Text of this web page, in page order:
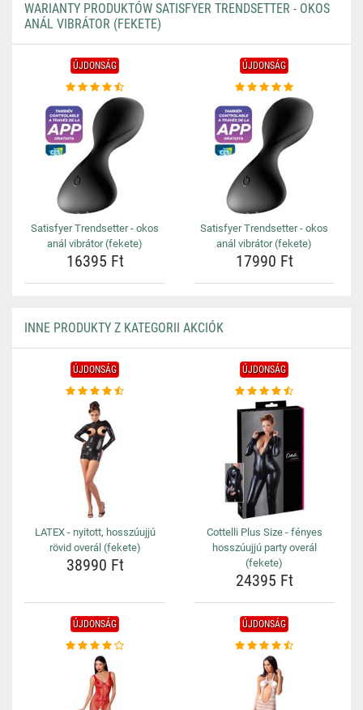
WARIANTY PRODUKTÓW SATISFYER TRENDSETTER - OKOS
ANÁL VIBRÁTOR (FEKETE)
ÚJDONSÁG
Satisfyer Trendsetter - okos
anál vibrátor (fekete)
16395 Ft
ÚJDONSÁG
Satisfyer Trendsetter - okos
anál vibrátor (fekete)
17990 Ft
INNE PRODUKTY Z KATEGORII AKCIÓK
ÚJDONSÁG
LATEX - nyitott, hosszúujjú
rövid overál (fekete)
38990 Ft
ÚJDONSÁG
Cottelli Plus Size - fényes
hosszúujjú party overál
(fekete)
24395 Ft
ÚJDONSÁG ÚJDONSÁG